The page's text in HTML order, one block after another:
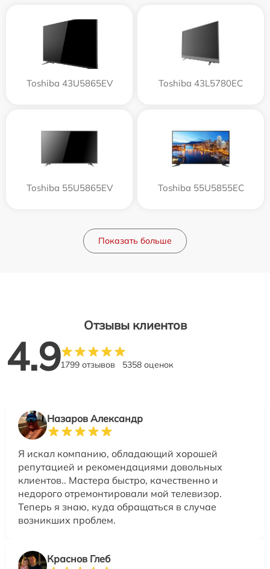
Toshiba 43U5865EV Toshiba 43L5780EC
Toshiba 55U5865EV Toshiba 55U5855EC
Показать больше
Отзывы клиентов
4.91799 отзывов 5358 оценок
Назаров Александр
Я искал компанию, обладающий хорошей
репутацией и рекомендациями довольных
клиентов.. Мастера быстро, качественно и
недорого отремонтировали мой телевизор.
Теперь я знаю, куда обращаться в случае
возникших проблем.
Краснов Глеб